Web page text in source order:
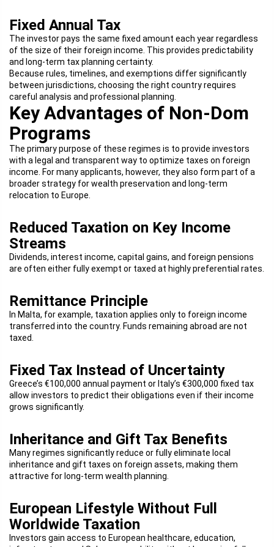
Fixed Annual Tax
The investor pays the same fixed amount each year regardless
of the size of their foreign income. This provides predictability
and long-term tax planning certainty.
Because rules, timelines, and exemptions differ significantly
between jurisdictions, choosing the right country requires
careful analysis and professional planning.
Key Advantages of Non-Dom
Programs
The primary purpose of these regimes is to provide investors
with a legal and transparent way to optimize taxes on foreign
income. For many applicants, however, they also form part of a
broader strategy for wealth preservation and long-term
relocation to Europe.
Reduced Taxation on Key Income
Streams
Dividends, interest income, capital gains, and foreign pensions
are often either fully exempt or taxed at highly preferential rates.
Remittance Principle
In Malta, for example, taxation applies only to foreign income
transferred into the country. Funds remaining abroad are not
taxed.
Fixed Tax Instead of Uncertainty
Greece’s €100,000 annual payment or Italy’s €300,000 fixed tax
allow investors to predict their obligations even if their income
grows significantly.
Inheritance and Gift Tax Benefits
Many regimes significantly reduce or fully eliminate local
inheritance and gift taxes on foreign assets, making them
attractive for long-term wealth planning.
European Lifestyle Without Full
Worldwide Taxation
Investors gain access to European healthcare, education,